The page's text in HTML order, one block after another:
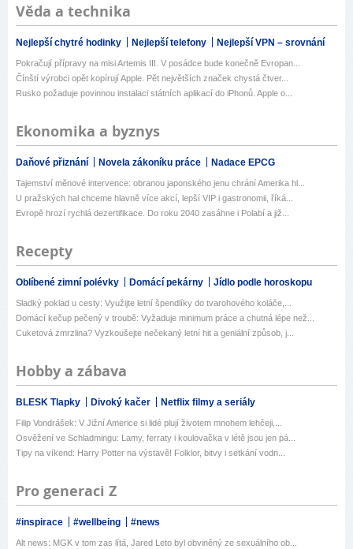
Věda a technika
Nejlepší chytré hodinky Nejlepší telefony Nejlepší VPN – srovnání
Pokračují přípravy na misi Artemis III. V posádce bude konečně Evropan...
Čínští výrobci opět kopírují Apple. Pět největších značek chystá čtver...
Rusko požaduje povinnou instalaci státních aplikací do iPhonů. Apple o...
Ekonomika a byznys
Daňové přiznání Novela zákoníku práce Nadace EPCG
Tajemství měnové intervence: obranou japonského jenu chrání Amerika hl...
U pražských hal chceme hlavně více akcí, lepší VIP i gastronomii, říká...
Evropě hrozí rychlá dezertifikace. Do roku 2040 zasáhne i Polabí a již...
Recepty
Oblíbené zimní polévky Domácí pekárny Jídlo podle horoskopu
Sladký poklad u cesty: Využijte letní špendlíky do tvarohového koláče,...
Domácí kečup pečený v troubě: Vyžaduje minimum práce a chutná lépe než...
Cuketová zmrzlina? Vyzkoušejte nečekaný letní hit a geniální způsob, j...
Hobby a zábava
BLESK Tlapky Divoký kačer Netflix filmy a seriály
Filip Vondrášek: V Jižní Americe si lidé plují životem mnohem lehčeji,...
Osvěžení ve Schladmingu: Lamy, ferraty i koulovačka v létě jsou jen pá...
Tipy na víkend: Harry Potter na výstavě! Folklor, bitvy i setkání vodn...
Pro generaci Z
#inspirace #wellbeing #news
Alt news: MGK v tom zas lítá, Jared Leto byl obviněný ze sexuálního ob...